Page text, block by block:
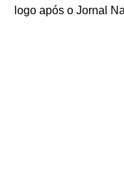
logo após o Jornal